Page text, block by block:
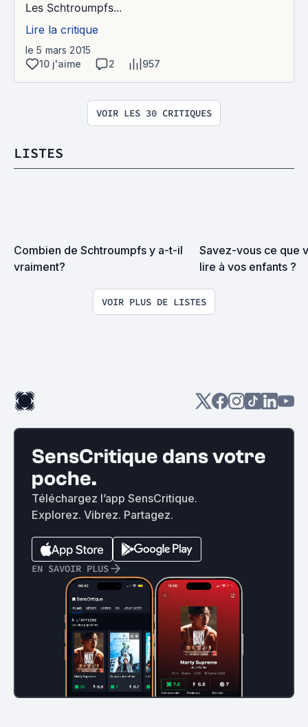
Les Schtroumpfs...
Lire la critique
le 5 mars 2015
10 j'aime
2 957
VOIR LES 30 CRITIQUES
LISTES
Combien de Schtroumpfs y a-t-il
vraiment?
Savez-vous ce que
lire à vos enfants ?
VOIR PLUS DE LISTES
SensCritique dans votre
poche.
Téléchargez l’app SensCritique.
Explorez. Vibrez. Partagez.
EN SAVOIR PLUS